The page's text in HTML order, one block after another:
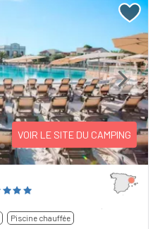
Next
VOIR LE SITE DU CAMPING
Piscine chauffée